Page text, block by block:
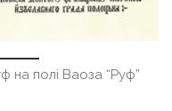
на полі Ваоза “Руф”